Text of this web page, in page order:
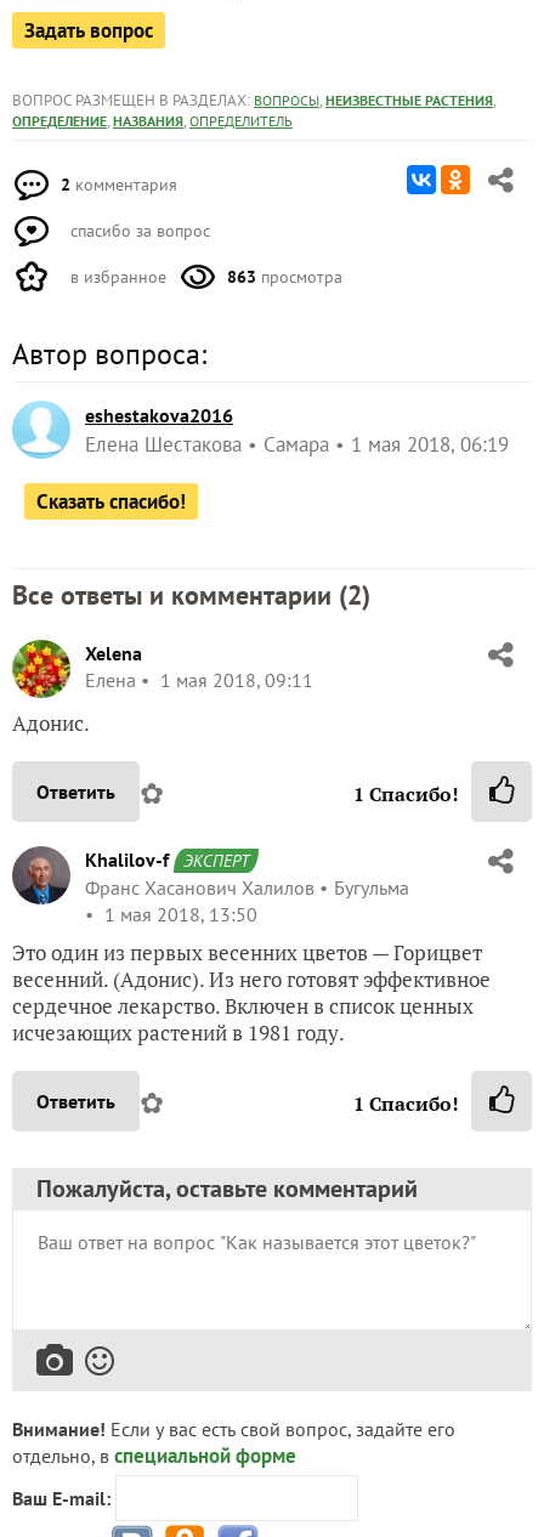
Задать вопрос
ВОПРОС РАЗМЕЩЕН В РАЗДЕЛАХ: ВОПРОСЫ, НЕИЗВЕСТНЫЕ РАСТЕНИЯ,
ОПРЕДЕЛЕНИЕ, НАЗВАНИЯ, ОПРЕДЕЛИТЕЛЬ
2 комментария
спасибо за вопрос
в избранное 863 просмотра
Автор вопроса:
eshestakova2016
Елена Шестакова Самара 1 мая 2018, 06:19
Сказать спасибо!
Все ответы и комментарии (2)
Xelena
Елена
1 мая 2018, 09:11
Адонис.
Ответить ✿ 1 Спасибо!
Khalilov-f ЭКСПЕРТ
Франс Хасанович Халилов
Бугульма
1 мая 2018, 13:50
Это один из первых весенних цветов — Горицвет
весенний. (Адонис). Из него готовят эффективное
сердечное лекарство. Включен в список ценных
исчезающих растений в 1981 году.
Ответить ✿ 1 Спасибо!
Пожалуйста, оставьте комментарий
Внимание! Если у вас есть свой вопрос, задайте его
отдельно, в специальной форме
Ваш E-mail: